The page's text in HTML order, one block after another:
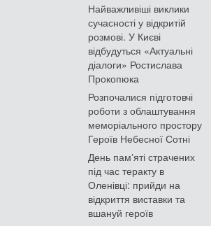
Найважливіші виклики
сучасності у відкритій
розмові. У Києві
відбудуться «Актуальні
діалоги» Ростислава
Прокопюка
Розпочалися підготовчі
роботи з облаштування
меморіального простору
Героїв Небесної Сотні
День памʼяті страчених
під час теракту в
Оленівці: прийди на
відкриття виставки та
вшануй героїв